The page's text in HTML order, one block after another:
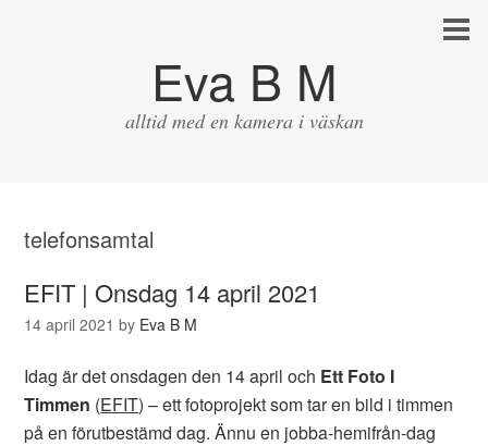
Eva B M
alltid med en kamera i väskan
telefonsamtal
EFIT | Onsdag 14 april 2021
14 april 2021 by Eva B M
Idag är det onsdagen den 14 april och Ett Foto I
Timmen (EFIT) – ett fotoprojekt som tar en bild i timmen
på en förutbestämd dag. Ännu en jobba-hemifrån-dag